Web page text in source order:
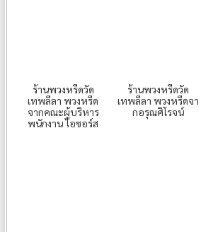
ร้านพวงหรีดวัด
เทพลีลา พวงหรีด
จากคณะผู้บริหาร
พนักงาน ไอซอร์ส
ร้านพวงหรีดวัด
เทพลีลา พวงหรีดจา
กอรุณศิโรจน์